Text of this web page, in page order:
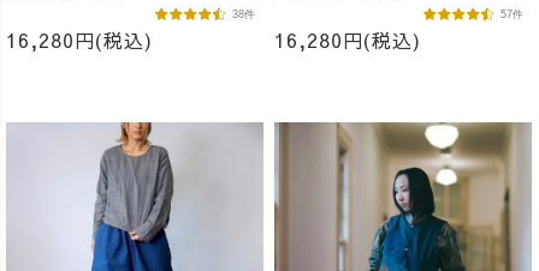
16,280円(税込)
38件
16,280円(税込)
57件